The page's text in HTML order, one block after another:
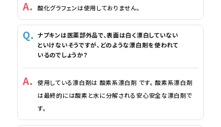
酸化グラフェンは使用しておりません。
ナプキンは医薬部外品で、表面は白く漂白していない
といけないそうですが、どのような漂白剤を使われて
いるのでしょうか？
使用している漂白剤は 酸素系漂白剤 です。 酸素系漂白剤
は最終的には酸素と水に分解される安心安全な漂白剤で
す。